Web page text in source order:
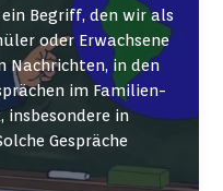
Begriff, den wir als
oder Erwachsene
Nachrichten, in den
im Familien-
insbesondere in
Gespräche